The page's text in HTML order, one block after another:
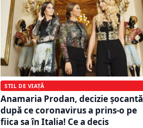
STIL DE VIAȚĂ
Anamaria Prodan, decizie şocantă
după ce coronavirus a prins-o pe
fiica sa în Italia! Ce a decis